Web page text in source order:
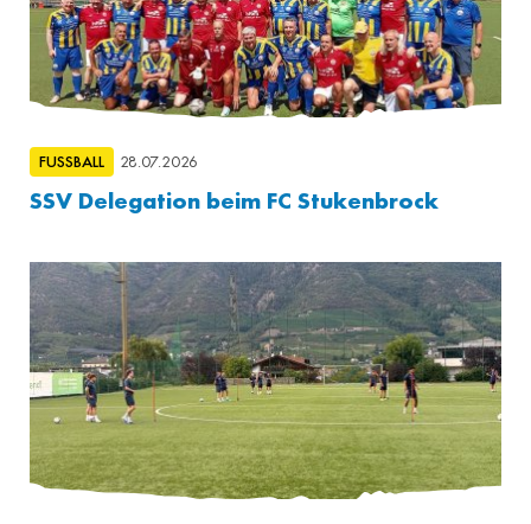
FUSSBALL 28.07.2026
SSV Delegation beim FC Stukenbrock